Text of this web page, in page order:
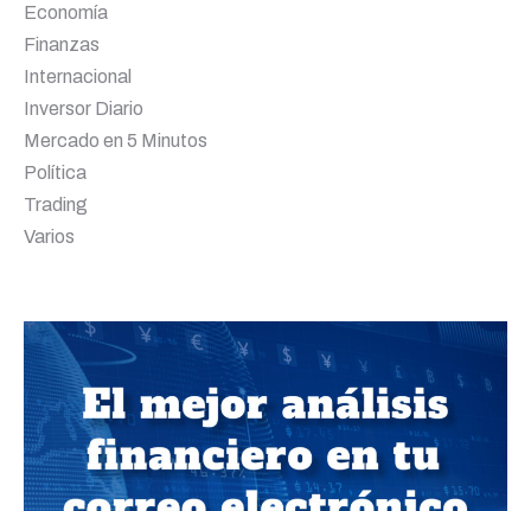
Economía
Finanzas
Internacional
Inversor Diario
Mercado en 5 Minutos
Política
Trading
Varios